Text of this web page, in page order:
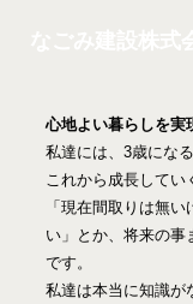
心地よい暮らしを実
私達には、3歳にな
これから成長してい
「現在間取りは無
い」とか、将来の事
です。
私達は本当に知識が